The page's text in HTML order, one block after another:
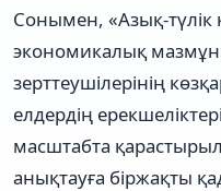
Сонымен, «Азық-түлік
экономикалық
зерттеушілерінің
елдердің
масштабта
анықтауға біржақты